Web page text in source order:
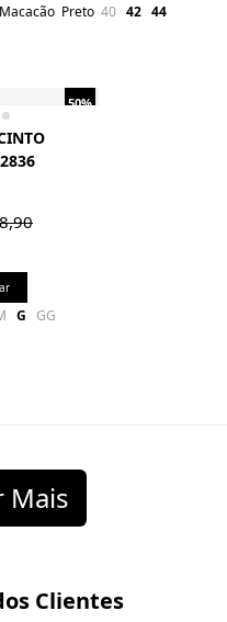
Macacão Preto 40 42 44
50%
G GG
Mais
Clientes